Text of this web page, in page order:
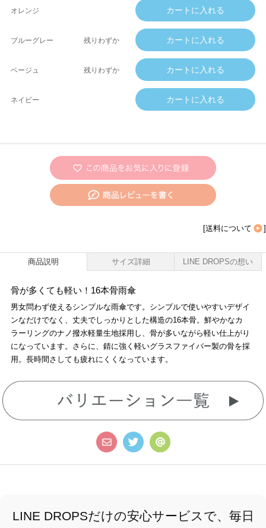
オレンジ
ブルーグレー 残りわずか
ベージュ 残りわずか
ネイビー
[送料について ]
商品説明 サイズ詳細 LINE DROPSの想い
骨が多くても軽い！16本骨雨傘
男女問わず使えるシンプルな雨傘です。シンプルで使いやすいデザイ
ンなだけでなく、丈夫でしっかりとした構造の16本骨。鮮やかなカ
ラーリングのナノ撥水軽量生地採用し、骨が多いながら軽い仕上がり
になっています。さらに、錆に強く軽いグラスファイバー製の骨を採
用。長時間さしても疲れにくくなっています。
LINE DROPSだけの安心サービスで、毎日